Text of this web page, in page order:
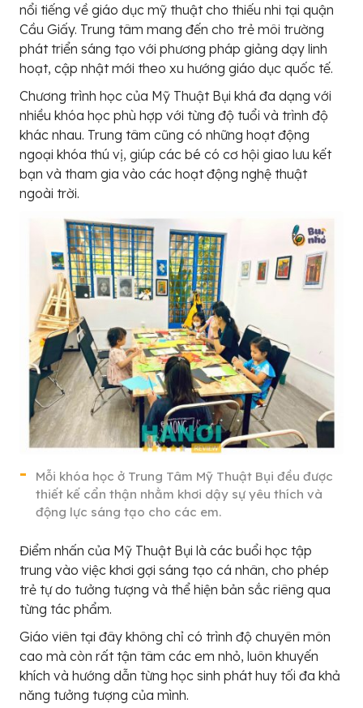
nổi tiếng về giáo dục mỹ thuật cho thiếu nhi tại quận
Cầu Giấy. Trung tâm mang đến cho trẻ môi trường
phát triển sáng tạo với phương pháp giảng dạy linh
hoạt, cập nhật mới theo xu hướng giáo dục quốc tế.
Chương trình học của Mỹ Thuật Bụi khá đa dạng với
nhiều khóa học phù hợp với từng độ tuổi và trình độ
khác nhau. Trung tâm cũng có những hoạt động
ngoại khóa thú vị, giúp các bé có cơ hội giao lưu kết
bạn và tham gia vào các hoạt động nghệ thuật
ngoài trời.
Mỗi khóa học ở Trung Tâm Mỹ Thuật Bụi đều được
thiết kế cẩn thận nhằm khơi dậy sự yêu thích và
động lực sáng tạo cho các em.
Điểm nhấn của Mỹ Thuật Bụi là các buổi học tập
trung vào việc khơi gợi sáng tạo cá nhân, cho phép
trẻ tự do tưởng tượng và thể hiện bản sắc riêng qua
từng tác phẩm.
Giáo viên tại đây không chỉ có trình độ chuyên môn
cao mà còn rất tận tâm các em nhỏ, luôn khuyến
khích và hướng dẫn từng học sinh phát huy tối đa khả
năng tưởng tượng của mình.